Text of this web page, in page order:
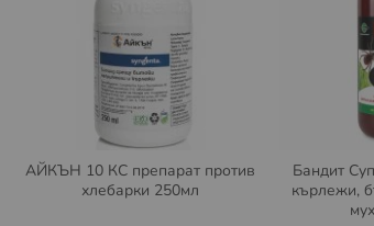
АЙКЪН 10 КС препарат против
хлебарки 250мл
Бандит
кърлежи,